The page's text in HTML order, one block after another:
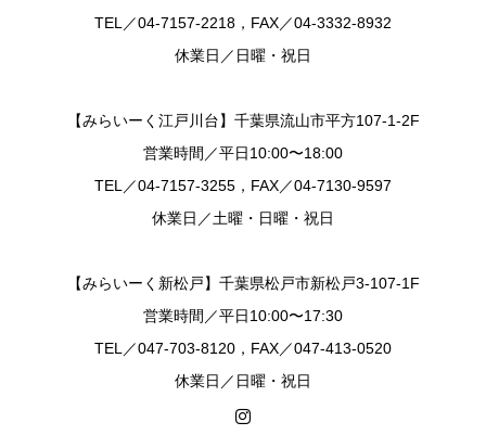
TEL／04-7157-2218，FAX／04-3332-8932
休業日／日曜・祝日
【みらいーく江戸川台】千葉県流山市平方107-1-2F
営業時間／平日10:00〜18:00
TEL／04-7157-3255，FAX／04-7130-9597
休業日／土曜・日曜・祝日
【みらいーく新松戸】千葉県松戸市新松戸3-107-1F
営業時間／平日10:00〜17:30
TEL／047-703-8120，FAX／047-413-0520
休業日／日曜・祝日